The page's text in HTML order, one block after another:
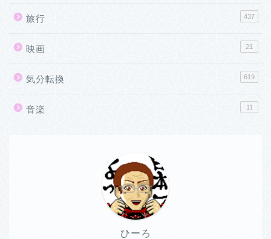
旅行 437
映画 21
気分転換 619
音楽 11
ひーろ